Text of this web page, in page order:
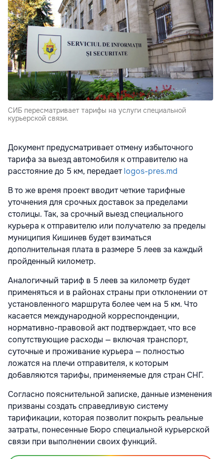
СИБ пересматривает тарифы на услуги специальной
курьерской связи.
Документ предусматривает отмену избыточного
тарифа за выезд автомобиля к отправителю на
расстояние до 5 км, передаетlogos-pres.md
В то же время проект вводит четкие тарифные
уточнения для срочных доставок за пределами
столицы. Так, за срочный выезд специального
курьера к отправителю или получателю за пределы
муниципия Кишинев будет взиматься
дополнительная плата в размере 5 леев за каждый
пройденный километр.
Аналогичный тариф в 5 леев за километр будет
применяться и в районах страны при отклонении от
установленного маршрута более чем на 5 км. Что
касается международной корреспонденции,
нормативно-правовой акт подтверждает, что все
сопутствующие расходы — включая транспорт,
суточные и проживание курьера — полностью
ложатся на плечи отправителя, к которым
добавляются тарифы, применяемые для стран СНГ.
Согласно пояснительной записке, данные изменения
призваны создать справедливую систему
тарификации, которая позволит покрыть реальные
затраты, понесенные Бюро специальной курьерской
связи при выполнении своих функций.